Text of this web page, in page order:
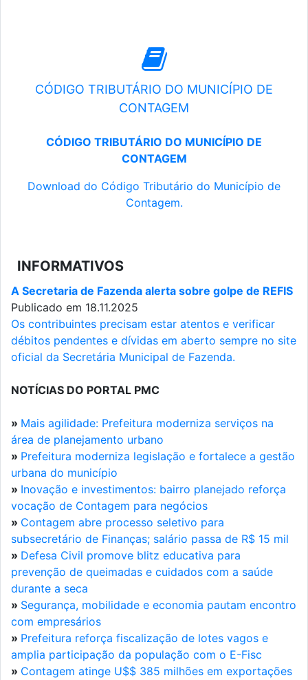
CÓDIGO TRIBUTÁRIO DO MUNICÍPIO DE
CONTAGEM
CÓDIGO TRIBUTÁRIO DO MUNICÍPIO DE
CONTAGEM
Download do Código Tributário do Município de
Contagem.
INFORMATIVOS
A Secretaria de Fazenda alerta sobre golpe de REFIS
Publicado em 18.11.2025
Os contribuintes precisam estar atentos e verificar
débitos pendentes e dívidas em aberto sempre no site
oficial da Secretária Municipal de Fazenda.
NOTÍCIAS DO PORTAL PMC
» Mais agilidade: Prefeitura moderniza serviços na
área de planejamento urbano
» Prefeitura moderniza legislação e fortalece a gestão
urbana do município
» Inovação e investimentos: bairro planejado reforça
vocação de Contagem para negócios
» Contagem abre processo seletivo para
subsecretário de Finanças; salário passa de R$ 15 mil
» Defesa Civil promove blitz educativa para
prevenção de queimadas e cuidados com a saúde
durante a seca
» Segurança, mobilidade e economia pautam encontro
com empresários
» Prefeitura reforça fiscalização de lotes vagos e
amplia participação da população com o E-Fisc
» Contagem atinge U$$ 385 milhões em exportações